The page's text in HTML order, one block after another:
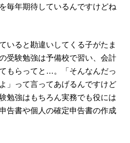
毎年期待しているんですけどね
いると勘違いしてくる子がたま
受験勉強は予備校で習い、会計
もらってと…。「そんなんだっ
」って言ってあげるんですけど
勉強はもちろん実務でも役には
告書や個人の確定申告書の作成